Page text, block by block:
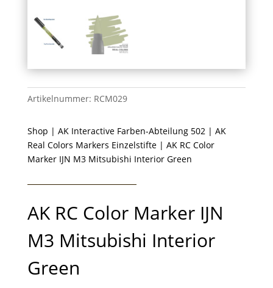
Artikelnummer: RCM029
Shop | AK Interactive Farben-Abteilung 502| AK
Real Colors Markers Einzelstifte| AK RC Color
Marker IJN M3 Mitsubishi Interior Green
AK RC Color Marker IJN
M3 Mitsubishi Interior
Green